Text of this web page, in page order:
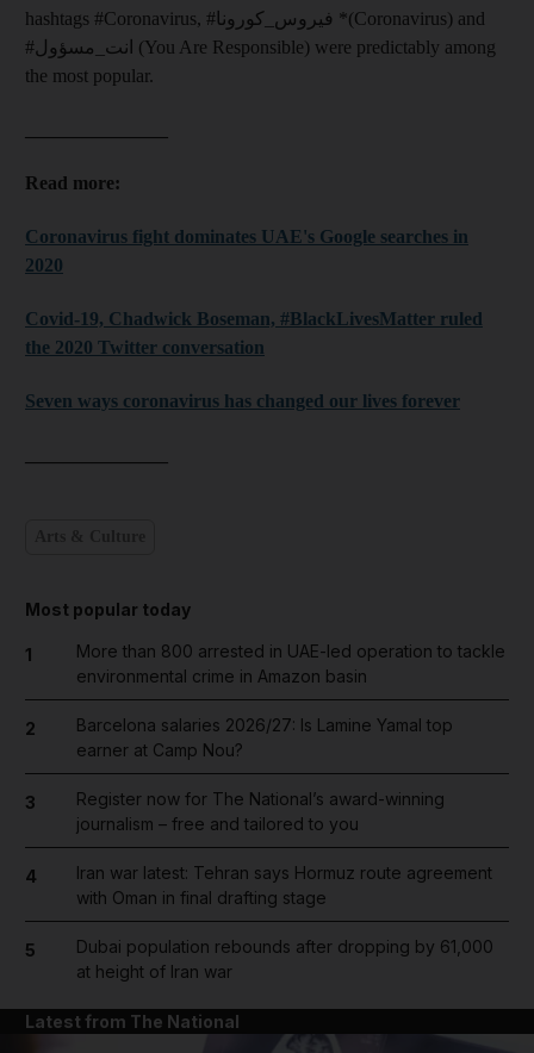
hashtags #Coronavirus, #
*(Coronavirus) and
#
(You Are Responsible) were predictably among
the most popular.
Read more:
Coronavirus fight dominates UAE's Google searches in
2020
Covid-19, Chadwick Boseman, #BlackLivesMatter ruled
the 2020 Twitter conversation
Seven ways coronavirus has changed our lives forever
Most popular today
1
More than 800 arrested in UAE-led operation to tackle
environmental crime in Amazon basin
2
Barcelona salaries 2026/27: Is Lamine Yamal top
earner at Camp Nou?
3
Register now for The National’s award-winning
journalism – free and tailored to you
4
Iran war latest: Tehran says Hormuz route agreement
with Oman in final drafting stage
5
Dubai population rebounds after dropping by 61,000
at height of Iran war
Latest from The National